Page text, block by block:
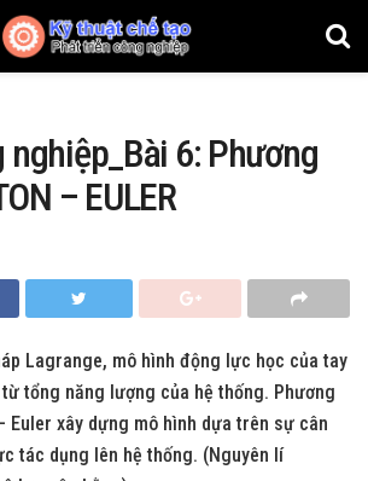
nghiệp_Bài 6: Phương
– EULER
Lagrange, mô hình động lực học của tay
tổng năng lượng của hệ thống. Phương
Euler xây dựng mô hình dựa trên sự cân
tác dụng lên hệ thống. (Nguyên lí